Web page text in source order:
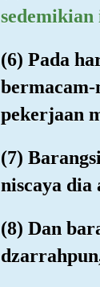
sedemikian
(6) Pada
pekerjaan
(7)
niscaya dia
(8) Dan